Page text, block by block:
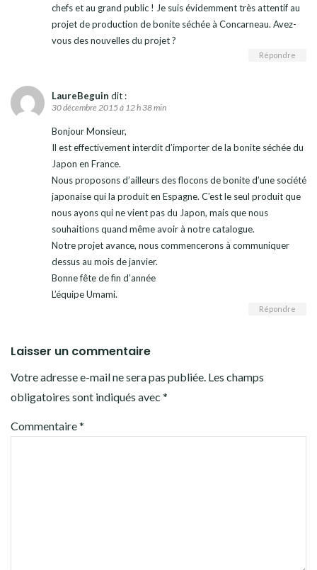
chefs et au grand public ! Je suis évidemment très attentif au
projet de production de bonite séchée à Concarneau. Avez-
vous des nouvelles du projet ?
Répondre
LaureBeguin dit :
30 décembre 2015 à 12 h 38 min
Bonjour Monsieur,
Il est effectivement interdit d’importer de la bonite séchée du
Japon en France.
Nous proposons d’ailleurs des flocons de bonite d’une société
japonaise qui la produit en Espagne. C’est le seul produit que
nous ayons qui ne vient pas du Japon, mais que nous
souhaitions quand même avoir à notre catalogue.
Notre projet avance, nous commencerons à communiquer
dessus au mois de janvier.
Bonne fête de fin d’année
L’équipe Umami.
Répondre
Laisser un commentaire
Votre adresse e-mail ne sera pas publiée. Les champs
obligatoires sont indiqués avec *
Commentaire*